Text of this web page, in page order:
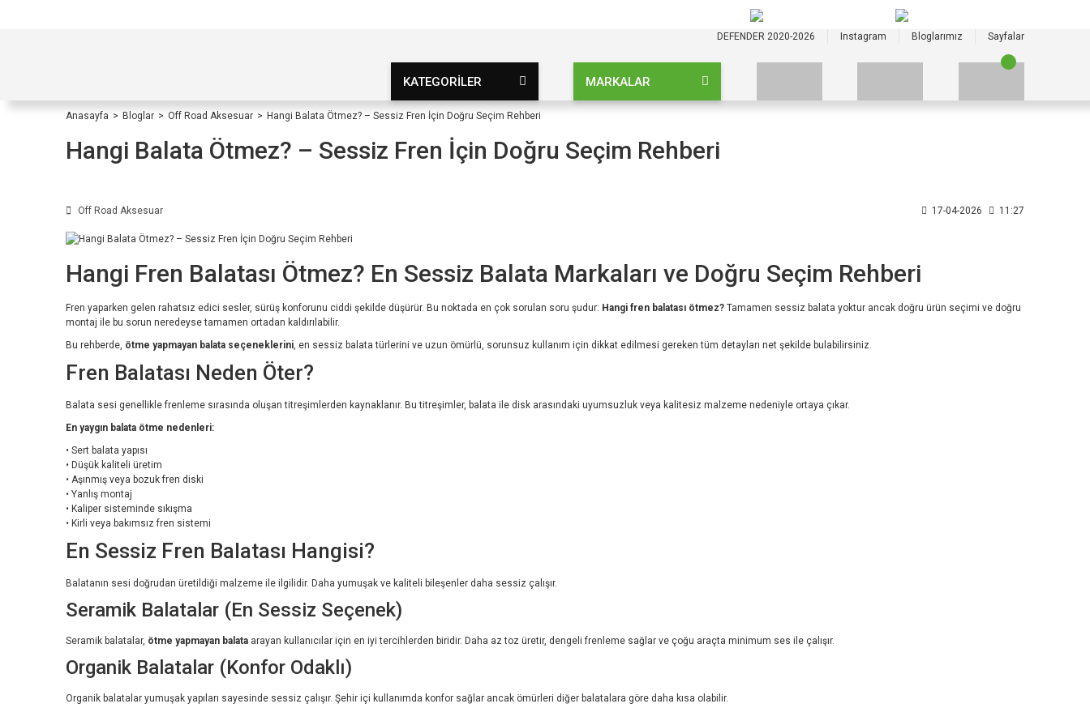
DEFENDER 2020-2026 Instagram Bloglarımız Sayfalar
KATEGORİLER MARKALAR
Anasayfa Bloglar Off Road Aksesuar Hangi Balata Ötmez? – Sessiz Fren İçin Doğru Seçim Rehberi
Hangi Balata Ötmez? – Sessiz Fren İçin Doğru Seçim Rehberi
Off Road Aksesuar 17-04-2026 11:27
Hangi Fren Balatası Ötmez? En Sessiz Balata Markaları ve Doğru Seçim Rehberi
Fren yaparken gelen rahatsız edici sesler, sürüş konforunu ciddi şekilde düşürür. Bu noktada en çok sorulan soru şudur: Hangi fren balatası ötmez? Tamamen sessiz balata yoktur ancak doğru ürün seçimi ve doğru
montaj ile bu sorun neredeyse tamamen ortadan kaldırılabilir.
Bu rehberde, ötme yapmayan balata seçeneklerini, en sessiz balata türlerini ve uzun ömürlü, sorunsuz kullanım için dikkat edilmesi gereken tüm detayları net şekilde bulabilirsiniz.
Fren Balatası Neden Öter?
Balata sesi genellikle frenleme sırasında oluşan titreşimlerden kaynaklanır. Bu titreşimler, balata ile disk arasındaki uyumsuzluk veya kalitesiz malzeme nedeniyle ortaya çıkar.
En yaygın balata ötme nedenleri:
• Sert balata yapısı
• Düşük kaliteli üretim
• Aşınmış veya bozuk fren diski
• Yanlış montaj
• Kaliper sisteminde sıkışma
• Kirli veya bakımsız fren sistemi
En Sessiz Fren Balatası Hangisi?
Balatanın sesi doğrudan üretildiği malzeme ile ilgilidir. Daha yumuşak ve kaliteli bileşenler daha sessiz çalışır.
Seramik Balatalar (En Sessiz Seçenek)
Seramik balatalar, ötme yapmayan balata arayan kullanıcılar için en iyi tercihlerden biridir. Daha az toz üretir, dengeli frenleme sağlar ve çoğu araçta minimum ses ile çalışır.
Organik Balatalar (Konfor Odaklı)
Organik balatalar yumuşak yapıları sayesinde sessiz çalışır. Şehir içi kullanımda konfor sağlar ancak ömürleri diğer balatalara göre daha kısa olabilir.